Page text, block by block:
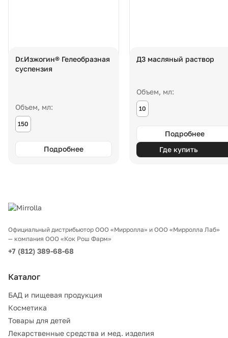
Dr.Изжогин® Гелеобразная
суспензия
Объем, мл:
150
Подробнее
Д3 масляный раствор
Объем, мл:
10
Подробнее
Где купить
Официальный дистрибьютор ООО «Мирролла» и ООО «Мирролла Лаб»
— компания ООО «Кок Рош Фарм»
+7 (812) 389-68-68
Каталог
БАД и пищевая продукция
Косметика
Товары для детей
Лекарственные средства и мед. изделия